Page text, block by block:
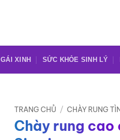
GÁI XINH SỨC KHỎE SINH LÝ
TRANG CHỦ / CHÀY RUNG
Chày rung cao